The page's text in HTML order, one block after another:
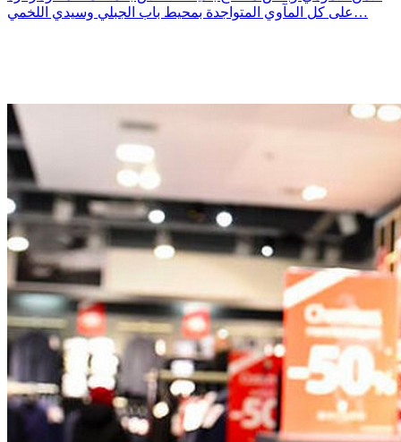
على كل المآوي المتواجدة بمحيط باب الجبلي وسيدي اللخمي…